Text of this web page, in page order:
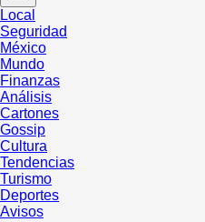
Local
Seguridad
México
Mundo
Finanzas
Análisis
Cartones
Gossip
Cultura
Tendencias
Turismo
Deportes
Avisos